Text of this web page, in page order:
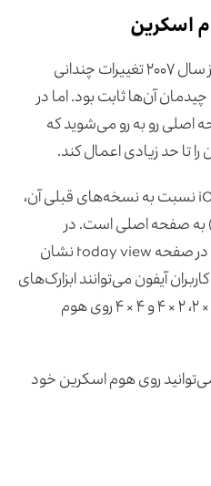
اسکرین
صفحه اصلی گوشی‌های آیفون از سال ۲۰۰۷ تغییرات چندانی
آن‌ها ثابت بود. اما در
اصلی رو به رو می‌شوید که
را تا حد زیادی اعمال کند.
) به صفحه اصلی است. در
نسخه‌های قبلی، ویجت‌ها فقط در صفحه today view نشان
آیفون می‌توانند ابزارک‌های
مورد علاقه خود را در سایزهای ۲ × ۲، ۲ × ۴ و ۴ × ۴ روی هوم
روی هوم اسکرین خود